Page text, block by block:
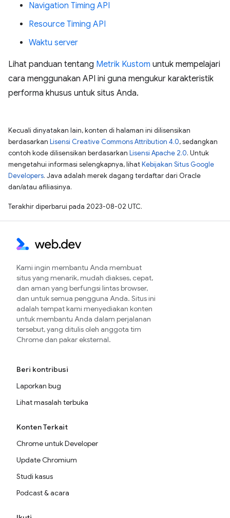
Navigation Timing API
Resource Timing API
Waktu server
Lihat panduan tentang Metrik Kustom untuk mempelajari
cara menggunakan API ini guna mengukur karakteristik
performa khusus untuk situs Anda.
Kecuali dinyatakan lain, konten di halaman ini dilisensikan
berdasarkan Lisensi Creative Commons Attribution 4.0, sedangkan
contoh kode dilisensikan berdasarkan Lisensi Apache 2.0. Untuk
mengetahui informasi selengkapnya, lihatKebijakan Situs Google
Developers. Java adalah merek dagang terdaftar dari Oracle
dan/atau afiliasinya.
Terakhir diperbarui pada 2023-08-02 UTC.
Kami ingin membantu Anda membuat
situs yang menarik, mudah diakses, cepat,
dan aman yang berfungsi lintas browser,
dan untuk semua pengguna Anda. Situs ini
adalah tempat kami menyediakan konten
untuk membantu Anda dalam perjalanan
tersebut, yang ditulis oleh anggota tim
Chrome dan pakar eksternal.
Beri kontribusi
Laporkan bug
Lihat masalah terbuka
Konten Terkait
Chrome untuk Developer
Update Chromium
Studi kasus
Podcast & acara